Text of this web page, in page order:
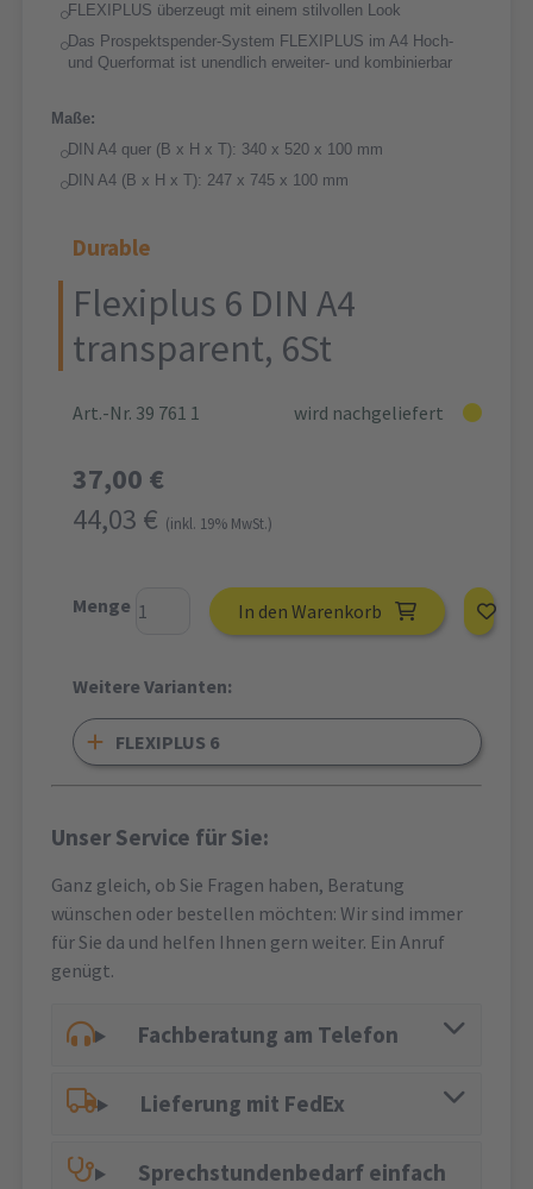
FLEXIPLUS überzeugt mit einem stilvollen Look
Das Prospektspender-System FLEXIPLUS im A4 Hoch-
und Querformat ist unendlich erweiter- und kombinierbar
Maße:
DIN A4 quer (B x H x T): 340 x 520 x 100 mm
DIN A4 (B x H x T): 247 x 745 x 100 mm
Durable
Flexiplus 6 DIN A4
transparent, 6St
Art.-Nr. 39 761 1 wird nachgeliefert
37,00 €
44,03 € (inkl. 19% MwSt.)
Menge In den Warenkorb
Weitere Varianten:
FLEXIPLUS 6
Unser Service für Sie:
Ganz gleich, ob Sie Fragen haben, Beratung
wünschen oder bestellen möchten: Wir sind immer
für Sie da und helfen Ihnen gern weiter. Ein Anruf
genügt.
Fachberatung am Telefon
Lieferung mit FedEx
Sprechstundenbedarf einfach